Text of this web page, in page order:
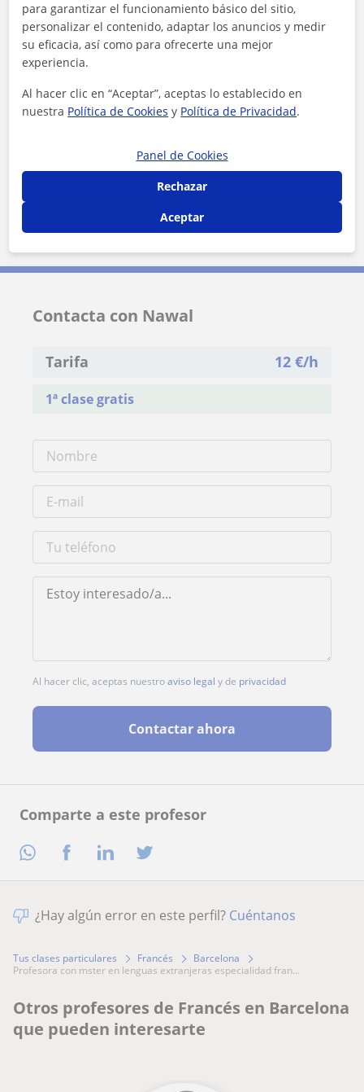
Comparte a este profesor
Localidades a las que se desplaza para dar clase
Terrassa
+ −
1 mi
Contacta con Nawal
Tarifa 12 €/h
1ª clase gratis
Al hacer clic, aceptas nuestroaviso legal y de privacidad
Contactar ahora
¿Hay algún error en este perfil? Cuéntanos
Tus clases particulares Francés
Barcelona
profesora con mster en lenguas extranjeras especialidad fran...
Otros profesores de Francés en Barcelona
que pueden interesarte
para garantizar el funcionamiento básico del sitio,
personalizar el contenido, adaptar los anuncios y medir
su eficacia, así como para ofrecerte una mejor
experiencia.
Al hacer clic en “Aceptar”, aceptas lo establecido en
nuestra Política de Cookies y Política de Privacidad.
Panel de Cookies
Rechazar
Aceptar